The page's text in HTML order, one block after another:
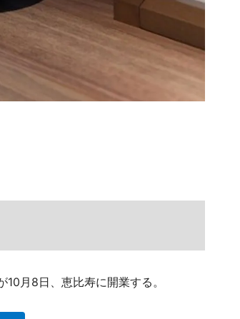
月8日、恵比寿に開業する。